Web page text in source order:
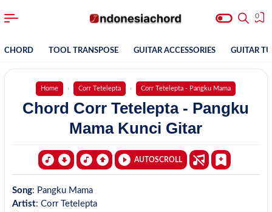
0
CHORD TOOL TRANSPOSE GUITAR ACCESSORIES GUITAR
Home Corr Tetelepta Corr Tetelepta - Pangku Mama
Chord Corr Tetelepta - Pangku
Mama Kunci Gitar
AUTOSCROLL
Song: Pangku Mama
Artist: Corr Tetelepta